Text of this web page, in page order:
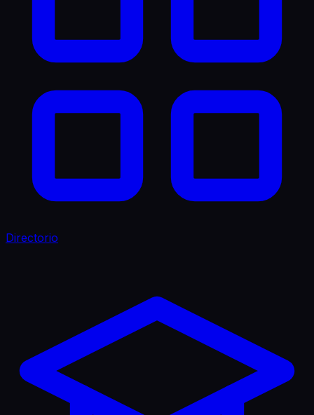
Directorio